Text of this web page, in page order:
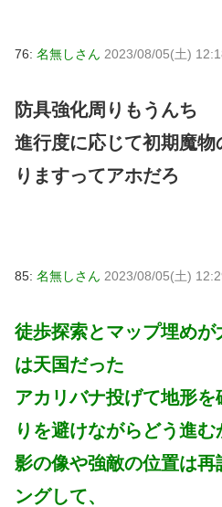
76: 名無しさん 2023/08/05(土)
防具強化周りもうんち
進行度に応じて初期魔
りますってアホだろ
85: 名無しさん 2023/08/05(土)
徒歩探索とマップ埋め
は天国だった
アカリバナ投げて地形を
りを避けながらどう進む
影の像や強敵の位置は
ングして、